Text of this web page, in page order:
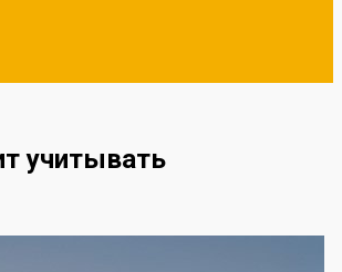
учитывать